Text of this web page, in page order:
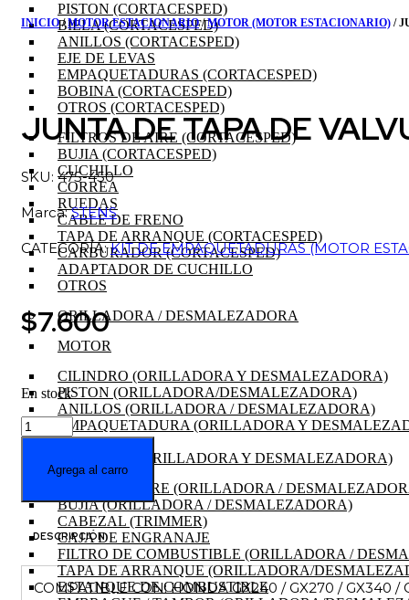
PISTON (CORTACESPED)
BIELA (CORTACESPED)
ANILLOS (CORTACESPED)
EJE DE LEVAS
EMPAQUETADURAS (CORTACESPED)
BOBINA (CORTACESPED)
OTROS (CORTACESPED)
FILTROS DE AIRE (CORTACESPED)
BUJIA (CORTACESPED)
CUCHILLO
CORREA
RUEDAS
CABLE DE FRENO
TAPA DE ARRANQUE (CORTACESPED)
CARBURADOR (CORTACESPED)
ADAPTADOR DE CUCHILLO
OTROS
ORILLADORA / DESMALEZADORA
MOTOR
CILINDRO (ORILLADORA Y DESMALEZADORA)
PISTON (ORILLADORA/DESMALEZADORA)
ANILLOS (ORILLADORA / DESMALEZADORA)
EMPAQUETADURA (ORILLADORA Y
RETENES
CIGÜEÑAL (ORILLADORA Y DESMALEZADORA)
FILTRO DE AIRE (ORILLADORA /
BUJIA (ORILLADORA / DESMALEZADORA)
CABEZAL (TRIMMER)
CAJA DE ENGRANAJE
FILTRO DE COMBUSTIBLE (ORILLADORA /
TAPA DE ARRANQUE (ORILLADORA/
ESTANQUE DE COMBUSTIBLE
INICIO/MOTOR ESTACIONARIO/MOTOR (MOTOR ESTACIONARIO) /
JUNTA DE TAPA DE
SKU: 475-450
Marca:STENS
CATEGORÍA:KIT DE EMPAQUETADURAS (MOTOR
$7.600
En stock
JUNTA
DE
MOTOR
HONDA
GX240
cantidad
Agrega al carro
DESCRIPCIÓN
COMPATIBLE CON: HONDA GX240 / GX270 / GX340 /